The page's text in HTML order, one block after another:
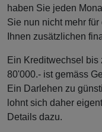
haben Sie jeden
Sie nun nicht mehr
Ihnen zusätzlichen
Ein Kreditwechsel
80'000.- ist gemäss
Ein Darlehen zu
lohnt sich daher
Details dazu.